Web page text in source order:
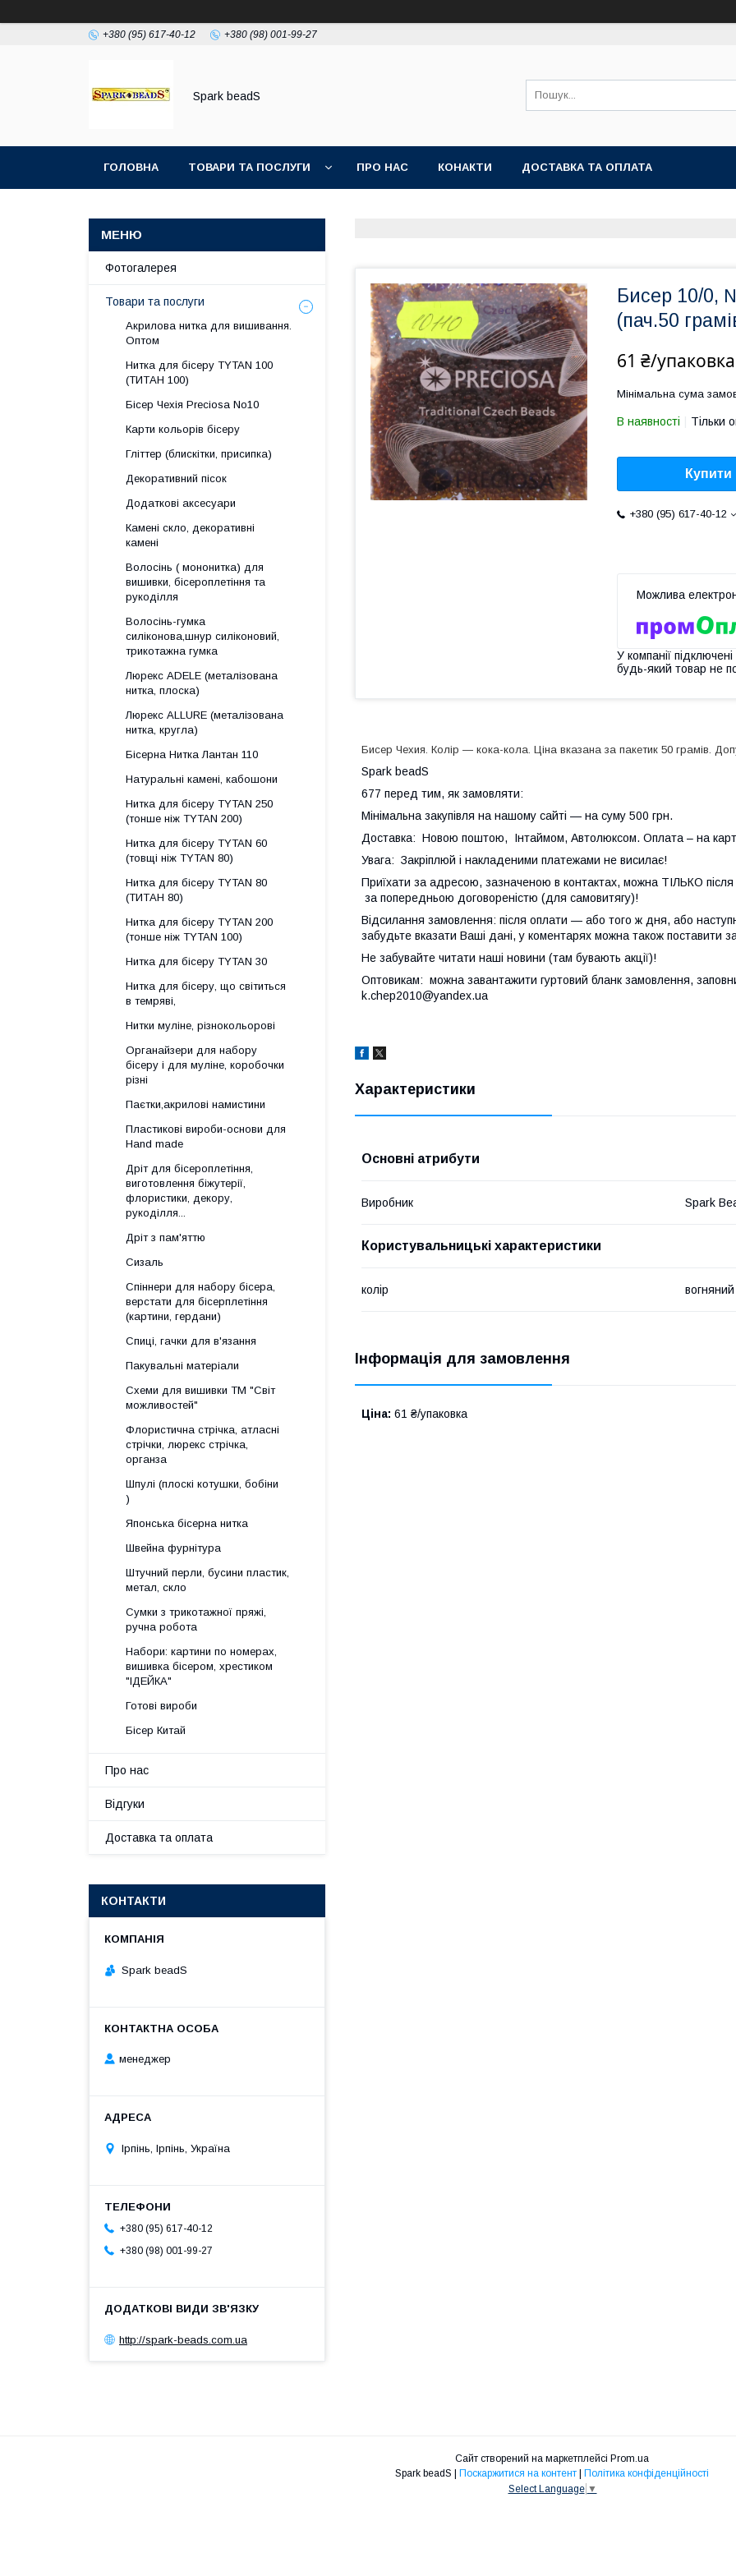
+380 (95) 617-40-12 +380 (98) 001-99-27
Spark beadS
ГОЛОВНА ТОВАРИ ТА ПОСЛУГИ ПРО НАС КОНАКТИ ДОСТАВКА ТА ОПЛАТА
Бисер 10/0,
(пач.50
61 ₴/упаковка
Мінімальна сума
В наявності Тільки
Купити
+380 (95) 617-40-12
У компанії
будь-який товар не
Бисер Чехия. Колір — кока-кола. Ціна вказана за пакетик 50 грамів.
Spark beadS
677 перед тим, як замовляти:
Мінімальна закупівля на нашому сайті — на суму 500 грн.
Доставка: Новою поштою, Інтаймом, Автолюксом. Оплата – на
Увага: Закріплюй і накладеними платежами не висилає!
Приїхати за адресою, зазначеною в контактах, можна ТІЛЬКО після
за попередньою договореністю (для самовитягу)!
Відсилання замовлення: після оплати — або того ж дня, або
забудьте вказати Ваші дані, у коментарях можна також поставити
Не забувайте читати наші новини (там бувають акції)!
Оптовикам: можна завантажити гуртовий бланк замовлення,
k.chep2010@yandex.ua
Характеристики
Основні атрибути
Виробник Spark
Користувальницькі характеристики
колір вогняний
Інформація для замовлення
Ціна: 61 ₴/упаковка
Фотогалерея
Товари та послуги
Акрилова нитка для вишивання.
Оптом
Нитка для бісеру ТYTAN 100
(ТИТАН 100)
Бісер Чехія Preciosa No10
Карти кольорів бісеру
Гліттер (блискітки, присипка)
Декоративний пісок
Додаткові аксесуари
Камені скло, декоративні
камені
Волосінь ( мононитка) для
вишивки, бісероплетіння та
рукоділля
Волосінь-гумка
силіконова,шнур силіконовий,
трикотажна гумка
Люрекс АDELE (металізована
нитка, плоска)
Люрекс ALLURE (металізована
нитка, кругла)
Бісерна Нитка Лантан 110
Натуральні камені, кабошони
Нитка для бісеру ТYTAN 250
(тонше ніж ТYTAN 200)
Нитка для бісеру ТYTAN 60
(товщі ніж ТYTAN 80)
Нитка для бісеру TYTAN 80
(ТИТАН 80)
Нитка для бісеру ТYTAN 200
(тонше ніж TYTAN 100)
Нитка для бісеру TYTAN 30
Нитка для бісеру, що світиться
в темряві,
Нитки муліне, різнокольорові
Органайзери для набору
бісеру і для муліне, коробочки
різні
Паєтки,акрилові намистини
Пластикові вироби-основи для
Нand made
Дріт для бісероплетіння,
виготовлення біжутерії,
флористики, декору,
рукоділля...
Дріт з пам'яттю
Сизаль
Спіннери для набору бісера,
верстати для бісерплетіння
(картини, гердани)
Спиці, гачки для в'язання
Пакувальні матеріали
Схеми для вишивки ТМ "Світ
можливостей"
Флористична стрічка, атласні
стрічки, люрекс стрічка,
органза
Шпулі (плоскі котушки, бобіни
)
Японська бісерна нитка
Швейна фурнітура
Штучний перли, бусини пластик,
метал, скло
Сумки з трикотажної пряжі,
ручна робота
Набори: картини по номерах,
вишивка бісером, хрестиком
"ІДЕЙКА"
Готові вироби
Бісер Китай
Про нас
Відгуки
Доставка та оплата
КОНТАКТИ
Spark beadS
менеджер
Ірпінь, Ірпінь, Україна
+380 (95) 617-40-12
+380 (98) 001-99-27
http://spark-beads.com.ua
Сайт створений на маркетплейсі Prom.ua
Поскаржитися на контент
Політика конфіденційності
Select Language ▼